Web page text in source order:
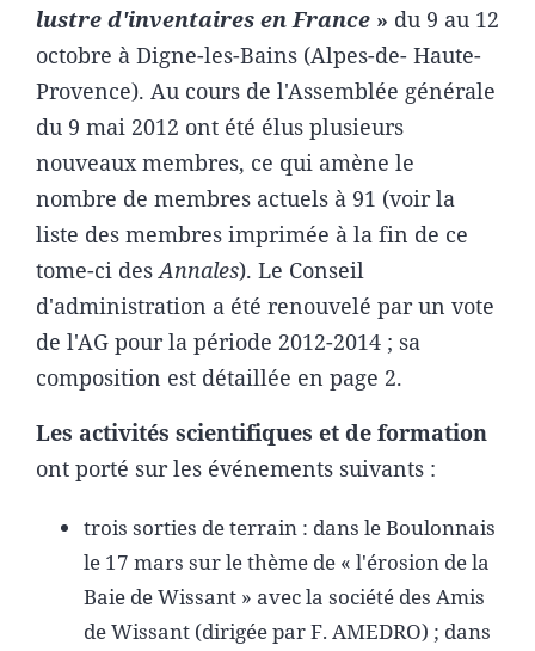
lustre d'inventaires en France » du 9 au 12
octobre à Digne-les-Bains (Alpes-de- Haute-
Provence). Au cours de l'Assemblée générale
du 9 mai 2012 ont été élus plusieurs
nouveaux membres, ce qui amène le
nombre de membres actuels à 91 (voir la
liste des membres imprimée à la fin de ce
tome-ci desAnnales). Le Conseil
d'administration a été renouvelé par un vote
de l'AG pour la période 2012-2014 ; sa
composition est détaillée en page 2.
Les activités scientifiques et de formation
ont porté sur les événements suivants :
trois sorties de terrain : dans le Boulonnais
le 17 mars sur le thème de « l'érosion de la
Baie de Wissant » avec la société des Amis
de Wissant (dirigée par F. AMEDRO) ; dans